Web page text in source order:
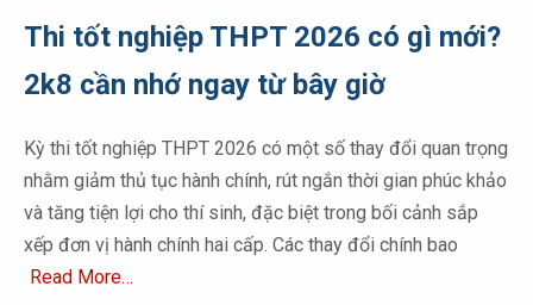
Thi tốt nghiệp THPT 2026 có gì mới?
2k8 cần nhớ ngay từ bây giờ
Kỳ thi tốt nghiệp THPT 2026 có một số thay đổi quan trọng
nhằm giảm thủ tục hành chính, rút ngắn thời gian phúc khảo
và tăng tiện lợi cho thí sinh, đặc biệt trong bối cảnh sắp
xếp đơn vị hành chính hai cấp. Các thay đổi chính bao
Read More…